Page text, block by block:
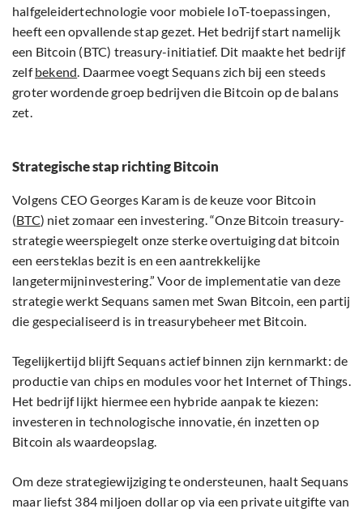
halfgeleidertechnologie voor mobiele IoT-toepassingen,
heeft een opvallende stap gezet. Het bedrijf start namelijk
een Bitcoin (BTC) treasury-initiatief. Dit maakte het bedrijf
zelfbekend. Daarmee voegt Sequans zich bij een steeds
groter wordende groep bedrijven die Bitcoin op de balans
zet.
Strategische stap richting Bitcoin
Volgens CEO Georges Karam is de keuze voor Bitcoin
(BTC) niet zomaar een investering. “Onze Bitcoin treasury-
strategie weerspiegelt onze sterke overtuiging dat bitcoin
een eersteklas bezit is en een aantrekkelijke
langetermijninvestering.” Voor de implementatie van deze
strategie werkt Sequans samen met Swan Bitcoin, een partij
die gespecialiseerd is in treasurybeheer met Bitcoin.
Tegelijkertijd blijft Sequans actief binnen zijn kernmarkt: de
productie van chips en modules voor het Internet of Things.
Het bedrijf lijkt hiermee een hybride aanpak te kiezen:
investeren in technologische innovatie, én inzetten op
Bitcoin als waardeopslag.
Om deze strategiewijziging te ondersteunen, haalt Sequans
maar liefst 384 miljoen dollar op via een private uitgifte van